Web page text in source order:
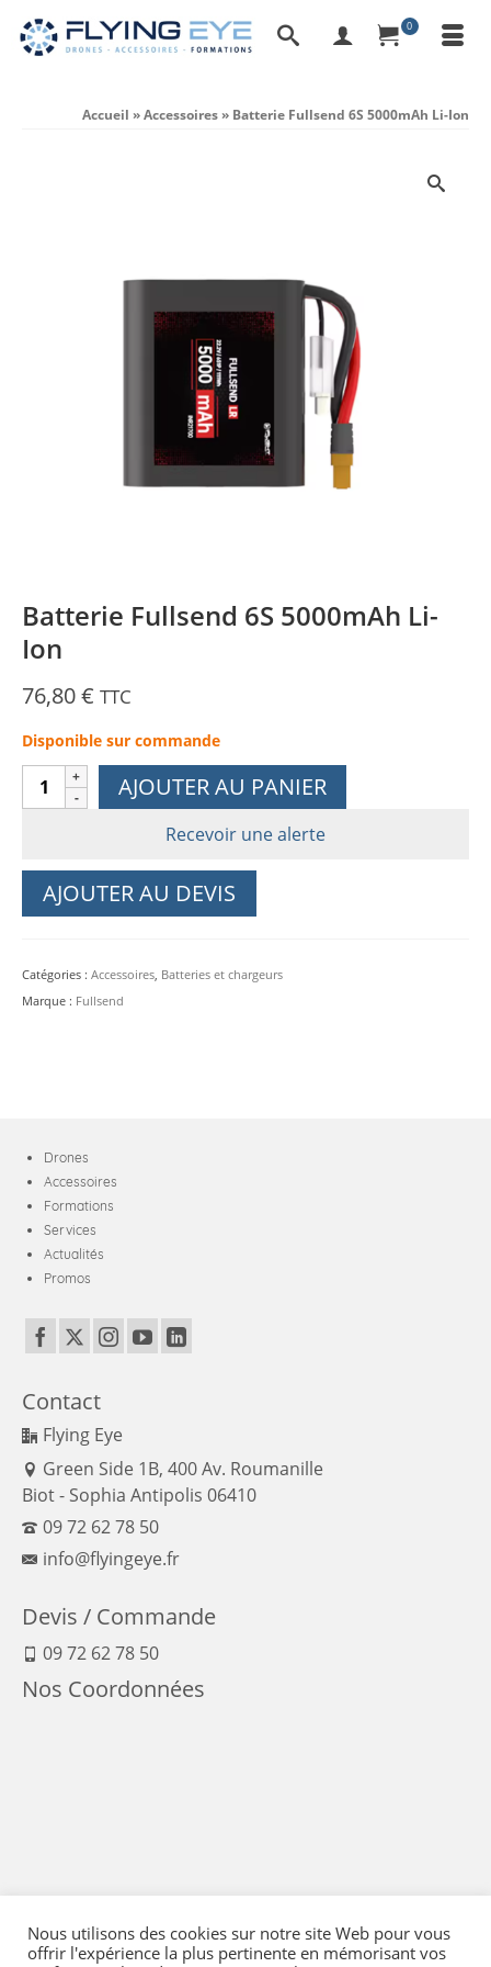
0
Accueil »Accessoires» Batterie Fullsend 6S 5000mAh Li-Ion
Batterie Fullsend 6S 5000mAh Li-
Ion
76,80€ TTC
Disponible sur commande
quantité
de
5000mAh
AJOUTER AU PANIER
Recevoir une alerte
AJOUTER AU DEVIS
Catégories : Accessoires, Batteries et chargeurs
Marque : Fullsend
Drones
Accessoires
Formations
Services
Actualités
Promos
Contact
Flying Eye
Green Side 1B, 400 Av. Roumanille
Biot - Sophia Antipolis 06410
09 72 62 78 50
info@flyingeye.fr
Devis / Commande
09 72 62 78 50
Nos Coordonnées
Nous utilisons des cookies sur notre site Web pour vous
offrir l'expérience la plus pertinente en mémorisant vos